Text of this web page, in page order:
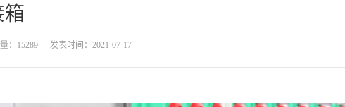
箱
：15289 发表时间：2021-07-17